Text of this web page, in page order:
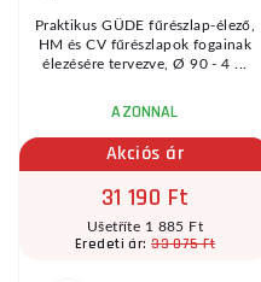
Praktikus GÜDE fűrészlap-élező,
HM és CV fűrészlapok fogainak
élezésére tervezve, Ø 90 - 4 ...
AZONNAL
Akciós ár
31 190 Ft
Ušetříte 1 885 Ft
Eredeti ár:33 075 Ft